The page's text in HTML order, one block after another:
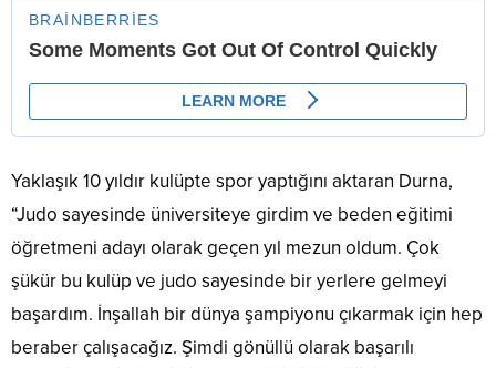
Yaklaşık 10 yıldır kulüpte spor yaptığını aktaran Durna,
“Judo sayesinde üniversiteye girdim ve beden eğitimi
öğretmeni adayı olarak geçen yıl mezun oldum. Çok
şükür bu kulüp ve judo sayesinde bir yerlere gelmeyi
başardım. İnşallah bir dünya şampiyonu çıkarmak için hep
beraber çalışacağız. Şimdi gönüllü olarak başarılı